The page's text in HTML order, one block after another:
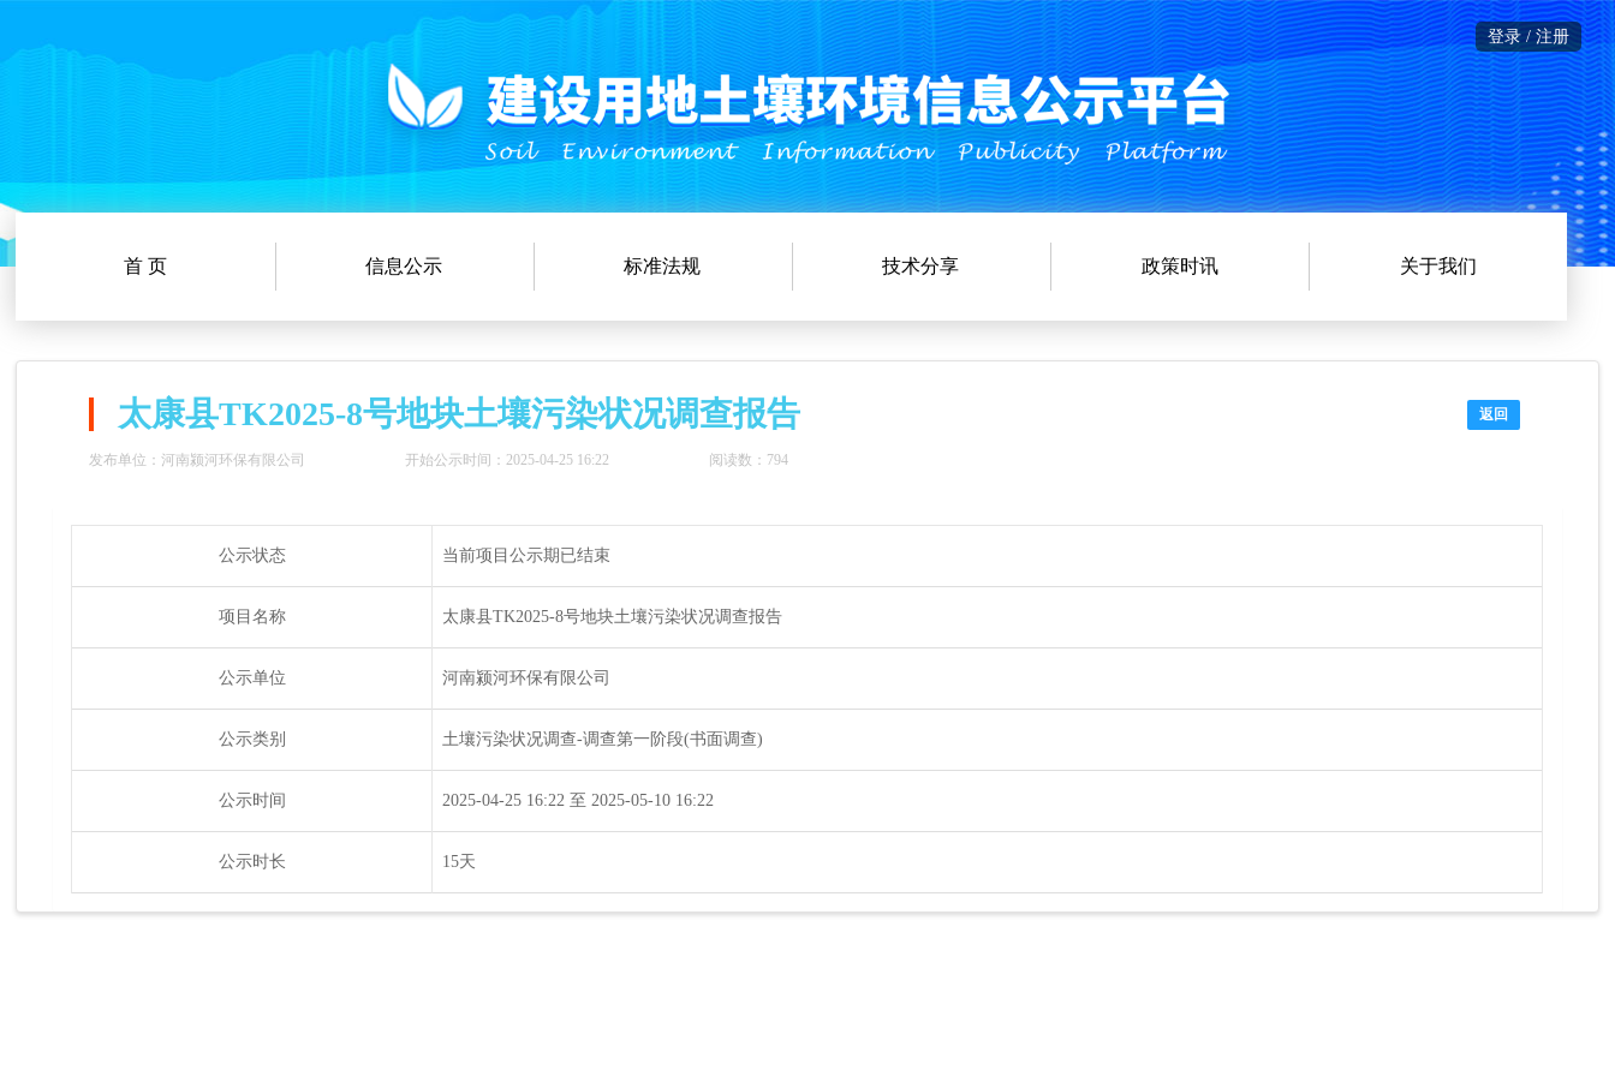
登录 / 注册
首 页 信息公示 标准法规 技术分享 政策时讯 关于我们
太康县TK2025-8号地块土壤污染状况调查报告 返回
发布单位：河南颍河环保有限公司 开始公示时间：2025-04-25 16:22 阅读数：794
公示状态 当前项目公示期已结束
项目名称 太康县TK2025-8号地块土壤污染状况调查报告
公示单位 河南颍河环保有限公司
公示类别 土壤污染状况调查-调查第一阶段(书面调查)
公示时间 2025-04-25 16:22 至 2025-05-10 16:22
公示时长 15天